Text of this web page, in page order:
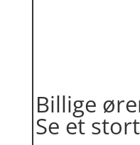
Billige
Se et